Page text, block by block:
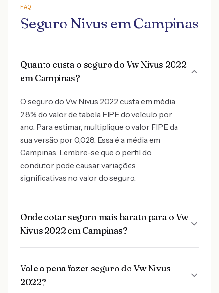
FAQ
Seguro Nivus em Campinas
Quanto custa o seguro do Vw Nivus 2022
em Campinas?
O seguro do Vw Nivus 2022 custa em média
2.8% do valor de tabela FIPE do veículo por
ano. Para estimar, multiplique o valor FIPE da
sua versão por 0,028. Essa é a média em
Campinas. Lembre-se que o perfil do
condutor pode causar variações
significativas no valor do seguro.
Onde cotar seguro mais barato para o Vw
Nivus 2022 em Campinas?
Vale a pena fazer seguro do Vw Nivus
2022?